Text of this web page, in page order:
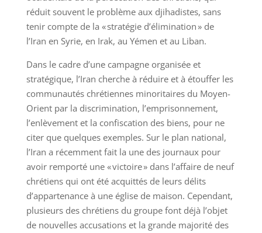
réduit souvent le problème aux djihadistes, sans
tenir compte de la « stratégie d’élimination » de
l’Iran en Syrie, en Irak, au Yémen et au Liban.
Dans le cadre d’une campagne organisée et
stratégique, l’Iran cherche à réduire et à étouffer les
communautés chrétiennes minoritaires du Moyen-
Orient par la discrimination, l’emprisonnement,
l’enlèvement et la confiscation des biens, pour ne
citer que quelques exemples. Sur le plan national,
l’Iran a récemment fait la une des journaux pour
avoir remporté une « victoire » dans l’affaire de neuf
chrétiens qui ont été acquittés de leurs délits
d’appartenance à une église de maison. Cependant,
plusieurs des chrétiens du groupe font déjà l’objet
de nouvelles accusations et la grande majorité des